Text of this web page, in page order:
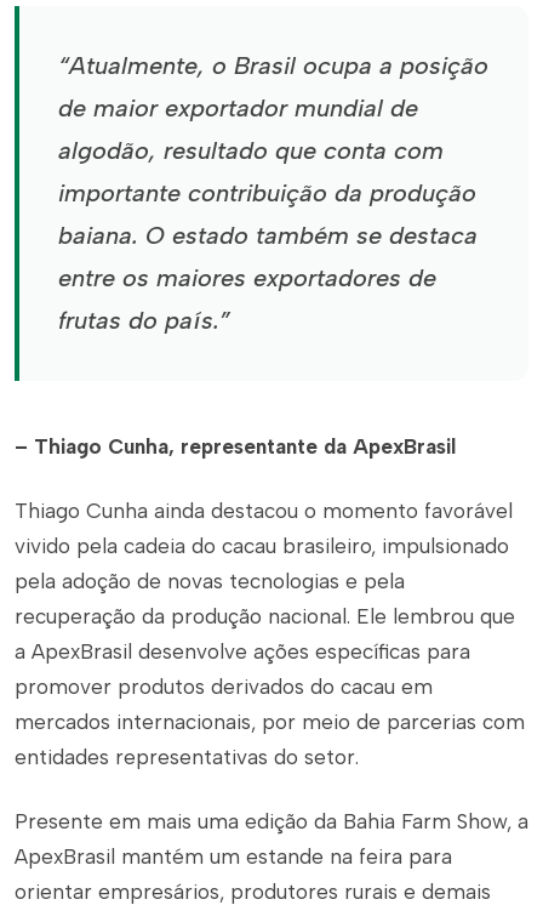
“Atualmente, o Brasil ocupa a posição
de maior exportador mundial de
algodão, resultado que conta com
importante contribuição da produção
baiana. O estado também se destaca
entre os maiores exportadores de
frutas do país.”
– Thiago Cunha, representante da ApexBrasil
Thiago Cunha ainda destacou o momento favorável
vivido pela cadeia do cacau brasileiro, impulsionado
pela adoção de novas tecnologias e pela
recuperação da produção nacional. Ele lembrou que
a ApexBrasil desenvolve ações específicas para
promover produtos derivados do cacau em
mercados internacionais, por meio de parcerias com
entidades representativas do setor.
Presente em mais uma edição da Bahia Farm Show, a
ApexBrasil mantém um estande na feira para
orientar empresários, produtores rurais e demais